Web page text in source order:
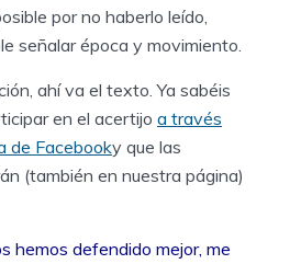
por no haberlo leído,
señalar época y movimiento.
ahí va el texto. Ya sabéis
en el acertijo a través
de Facebooky que las
(también en nuestra página)
hemos defendido mejor, me